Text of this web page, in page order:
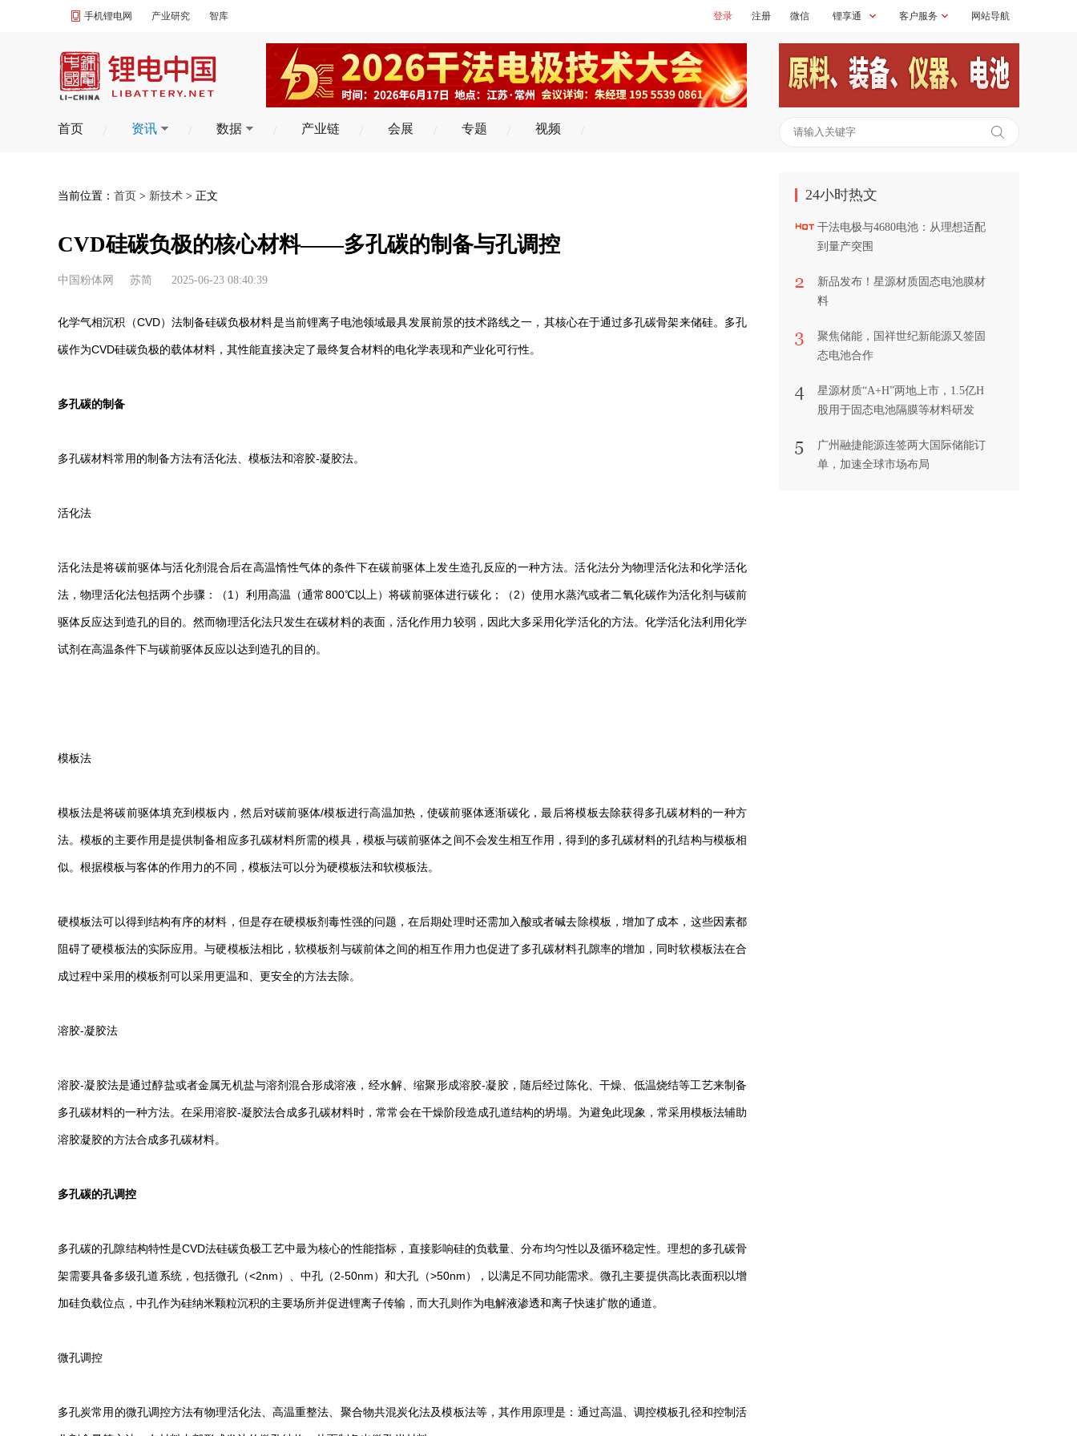
手机锂电网 产业研究 智库 登录 注册 微信 锂享通 客户服务 网站导航
首页 资讯 数据 产业链 会展 专题 视频
当前位置： 首页 > 新技术 > 正文
CVD硅碳负极的核心材料——多孔碳的制备与孔调控
中国粉体网 苏简 2025-06-23 08:40:39
化学气相沉积（CVD）法制备硅碳负极材料是当前锂离子电池领域最具发展前景的技术路线之一，其核心在于通过多孔碳骨架来储硅。多孔
碳作为CVD硅碳负极的载体材料，其性能直接决定了最终复合材料的电化学表现和产业化可行性。
多孔碳的制备
多孔碳材料常用的制备方法有活化法、模板法和溶胶-凝胶法。
活化法
活化法是将碳前驱体与活化剂混合后在高温惰性气体的条件下在碳前驱体上发生造孔反应的一种方法。活化法分为物理活化法和化学活化
法，物理活化法包括两个步骤：（1）利用高温（通常800℃以上）将碳前驱体进行碳化；（2）使用水蒸汽或者二氧化碳作为活化剂与碳前
驱体反应达到造孔的目的。然而物理活化法只发生在碳材料的表面，活化作用力较弱，因此大多采用化学活化的方法。化学活化法利用化学
试剂在高温条件下与碳前驱体反应以达到造孔的目的。
模板法
模板法是将碳前驱体填充到模板内，然后对碳前驱体/模板进行高温加热，使碳前驱体逐渐碳化，最后将模板去除获得多孔碳材料的一种方
法。模板的主要作用是提供制备相应多孔碳材料所需的模具，模板与碳前驱体之间不会发生相互作用，得到的多孔碳材料的孔结构与模板相
似。根据模板与客体的作用力的不同，模板法可以分为硬模板法和软模板法。
硬模板法可以得到结构有序的材料，但是存在硬模板剂毒性强的问题，在后期处理时还需加入酸或者碱去除模板，增加了成本，这些因素都
阻碍了硬模板法的实际应用。与硬模板法相比，软模板剂与碳前体之间的相互作用力也促进了多孔碳材料孔隙率的增加，同时软模板法在合
成过程中采用的模板剂可以采用更温和、更安全的方法去除。
溶胶-凝胶法
溶胶-凝胶法是通过醇盐或者金属无机盐与溶剂混合形成溶液，经水解、缩聚形成溶胶-凝胶，随后经过陈化、干燥、低温烧结等工艺来制备
多孔碳材料的一种方法。在采用溶胶-凝胶法合成多孔碳材料时，常常会在干燥阶段造成孔道结构的坍塌。为避免此现象，常采用模板法辅助
溶胶凝胶的方法合成多孔碳材料。
多孔碳的孔调控
多孔碳的孔隙结构特性是CVD法硅碳负极工艺中最为核心的性能指标，直接影响硅的负载量、分布均匀性以及循环稳定性。理想的多孔碳骨
架需要具备多级孔道系统，包括微孔（<2nm）、中孔（2-50nm）和大孔（>50nm），以满足不同功能需求。微孔主要提供高比表面积以增
加硅负载位点，中孔作为硅纳米颗粒沉积的主要场所并促进锂离子传输，而大孔则作为电解液渗透和离子快速扩散的通道。
微孔调控
多孔炭常用的微孔调控方法有物理活化法、高温重整法、聚合物共混炭化法及模板法等，其作用原理是：通过高温、调控模板孔径和控制活
24小时热文
干法电极与4680电池：从理想适配
到量产突围
新品发布！星源材质固态电池膜材
料
聚焦储能，国祥世纪新能源又签固
态电池合作
星源材质“A+H”两地上市，1.5亿H
股用于固态电池隔膜等材料研发
广州融捷能源连签两大国际储能订
单，加速全球市场布局